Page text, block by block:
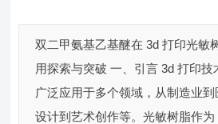
双二甲氨基乙基醚在 3d 打印光敏
用探索与突破 一、引言 3d 打印技
广泛应用于多个领域，从制造业
设计到艺术创作等。光敏树脂作为